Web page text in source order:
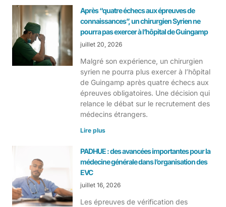
Après “quatre échecs aux épreuves de
connaissances”, un chirurgien Syrien ne
pourra pas exercer à l’hôpital de Guingamp
juillet 20, 2026
Malgré son expérience, un chirurgien
syrien ne pourra plus exercer à l’hôpital
de Guingamp après quatre échecs aux
épreuves obligatoires. Une décision qui
relance le débat sur le recrutement des
médecins étrangers.
Lire plus
PADHUE : des avancées importantes pour la
médecine générale dans l’organisation des
EVC
juillet 16, 2026
Les épreuves de vérification des